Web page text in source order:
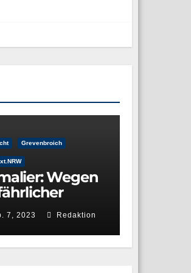
Grevenbroich
Wegen
wegen
7, 2023 Redaktion